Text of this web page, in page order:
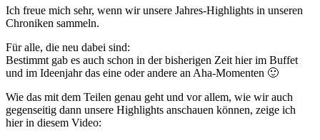
Ich freue mich sehr, wenn wir unsere Jahres-Highlights in unseren
Chroniken sammeln.
Für alle, die neu dabei sind:
Bestimmt gab es auch schon in der bisherigen Zeit hier im Buffet
und im Ideenjahr das eine oder andere an Aha-Momenten 🙂
Wie das mit dem Teilen genau geht und vor allem, wie wir auch
gegenseitig dann unsere Highlights anschauen können, zeige ich
hier in diesem Video: